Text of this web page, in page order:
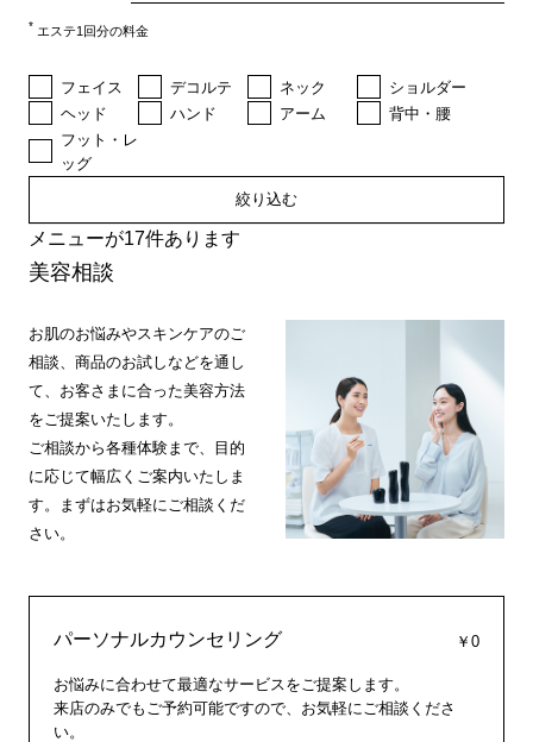
* エステ1回分の料金
フェイス デコルテ ネック
ショルダー
ヘッド
ハンド アーム
背中・腰
フット・レ
ッグ
絞り込む
メニューが17件あります
美容相談
お肌のお悩みやスキンケアのご
相談、商品のお試しなどを通し
て、お客さまに合った美容方法
をご提案いたします。
ご相談から各種体験まで、目的
に応じて幅広くご案内いたしま
す。まずはお気軽にご相談くだ
さい。
パーソナルカウンセリング ￥0
お悩みに合わせて最適なサービスをご提案します。
来店のみでもご予約可能ですので、お気軽にご相談くださ
い。